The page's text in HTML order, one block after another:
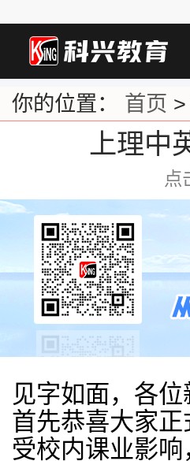
你的位置： 首页 >
上理中
点
见字如面，各
首先恭喜大家
受校内课业影